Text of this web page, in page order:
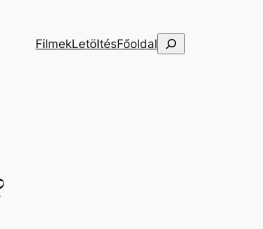
FilmekLetöltésFőoldal Keresés